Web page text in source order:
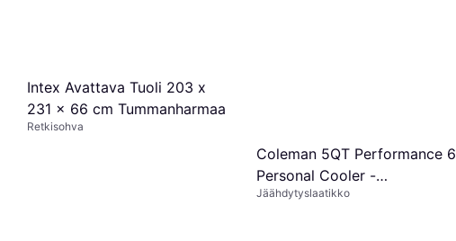
Intex Avattava Tuoli 203 x
231 x 66 cm Tummanharmaa
Retkisohva
Coleman 5QT Performance 6
Personal Cooler -
jäähdytinlaatikko
Jäähdytyslaatikko